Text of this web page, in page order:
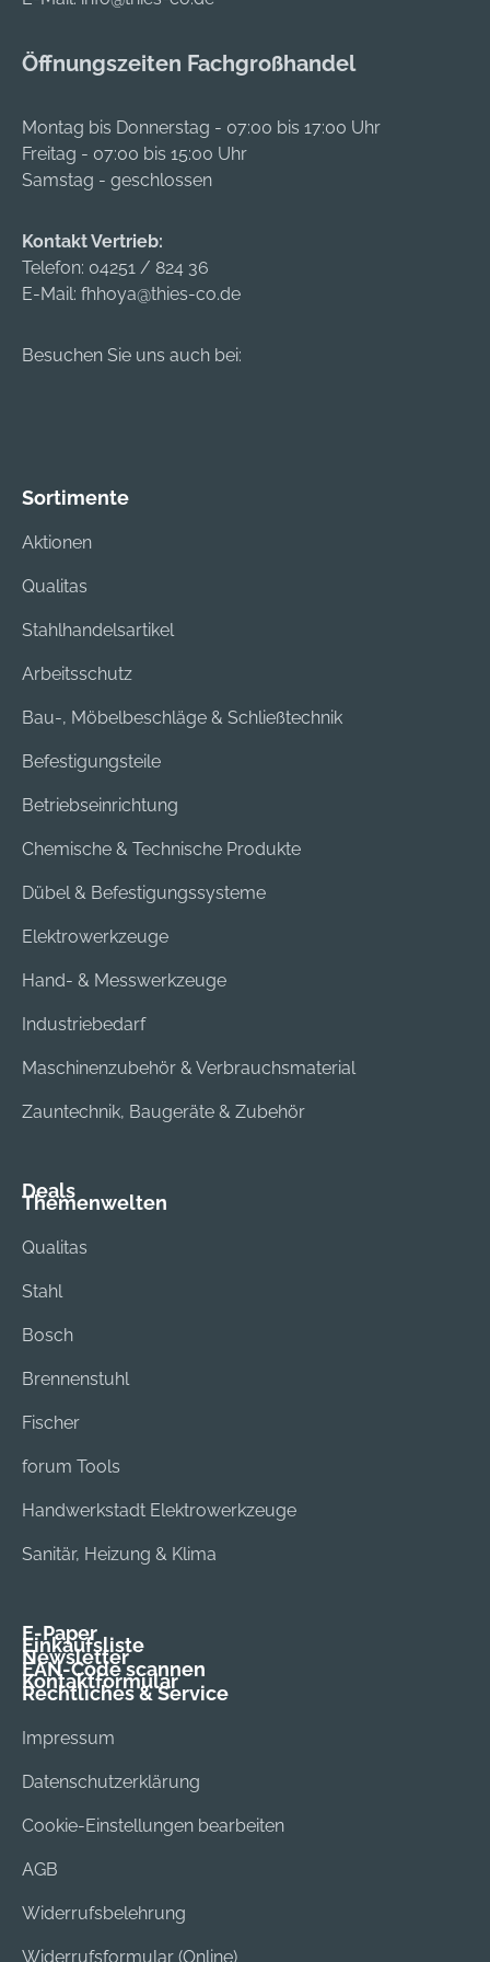
wird durch die
radial geformtem
verhindert. Die
hervorgehobene
Zentrierspitze sorgt
für lange
Bohrers auch bei
extremen
Anwendungen. Ob
zum Bohren
sehr lange
Lebensdauer durch
verteilten Verschleiß.
Vibration schont
Mensch und
Prüfmarke garantiert
Dübellöcher und
präzise
Öffnungszeiten Fachgroßhandel
Montag bis Donnerstag - 07:00 bis 17:00 Uhr
Freitag - 07:00 bis 15:00 Uhr
Samstag - geschlossen
Kontakt Vertrieb:
Telefon: 04251 / 824 36
E-Mail: fhhoya@thies-co.de
Besuchen Sie uns auch bei:
Sortimente
Aktionen
Qualitas
Stahlhandelsartikel
Arbeitsschutz
Bau-, Möbelbeschläge & Schließtechnik
Befestigungsteile
Betriebseinrichtung
Chemische & Technische Produkte
Dübel & Befestigungssysteme
Elektrowerkzeuge
Hand- & Messwerkzeuge
Industriebedarf
Maschinenzubehör & Verbrauchsmaterial
Zauntechnik, Baugeräte & Zubehör
Deals
Themenwelten
Qualitas
Stahl
Bosch
Brennenstuhl
Fischer
forum Tools
Handwerkstadt Elektrowerkzeuge
Sanitär, Heizung & Klima
E-Paper
Einkaufsliste
Newsletter
EAN-Code scannen
Kontaktformular
Rechtliches & Service
Impressum
Datenschutzerklärung
Cookie-Einstellungen bearbeiten
AGB
Widerrufsbelehrung
Widerrufsformular (Online)